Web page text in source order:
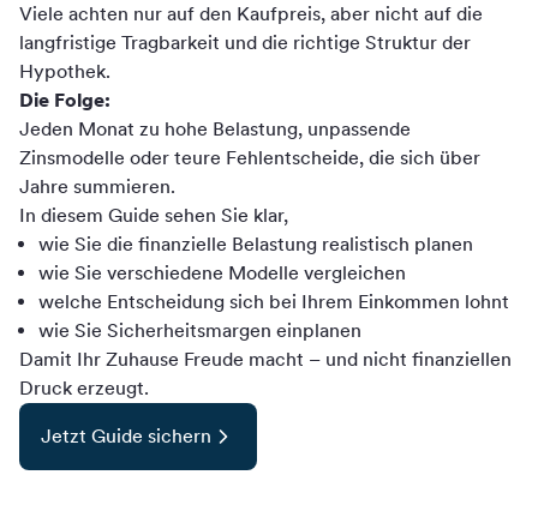
Viele achten nur auf den Kaufpreis, aber nicht auf die
langfristige Tragbarkeit und die richtige Struktur der
Hypothek.
Die Folge:
Jeden Monat zu hohe Belastung, unpassende
Zinsmodelle oder teure Fehlentscheide, die sich über
Jahre summieren.
In diesem Guide sehen Sie klar,
wie Sie die finanzielle Belastung realistisch planen
wie Sie verschiedene Modelle vergleichen
welche Entscheidung sich bei Ihrem Einkommen lohnt
wie Sie Sicherheitsmargen einplanen
Damit Ihr Zuhause Freude macht – und nicht finanziellen
Druck erzeugt.
Jetzt Guide sichern